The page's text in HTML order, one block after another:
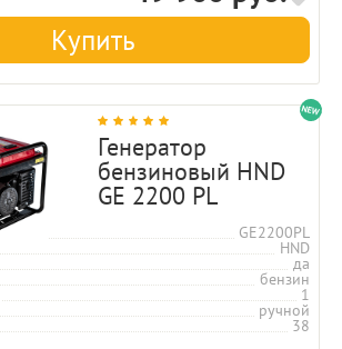
Купить
Генератор
бензиновый HND
GE 2200 PL
GE2200PL
HND
да
бензин
1
ручной
38